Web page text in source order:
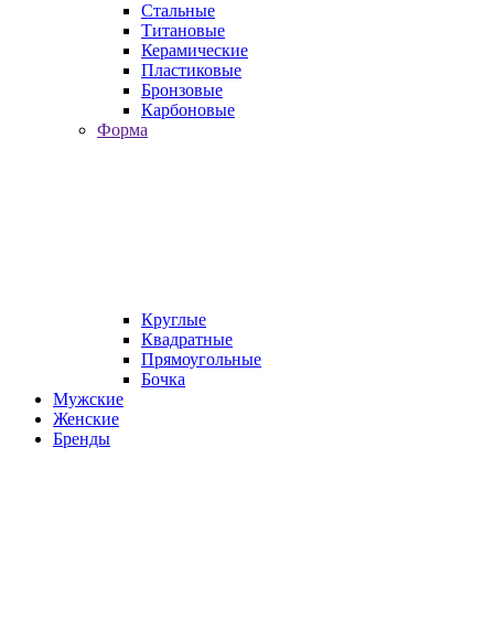
Стальные
Титановые
Керамические
Пластиковые
Бронзовые
Карбоновые
Форма
Круглые
Квадратные
Прямоугольные
Бочка
Мужские
Женские
Бренды